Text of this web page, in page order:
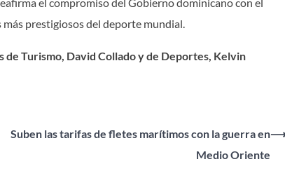
prestigiosos del deporte mundial.
Turismo, David Collado y de Deportes, Kelvin
Suben las tarifas de fletes marítimos con la guerra en
Medio Oriente